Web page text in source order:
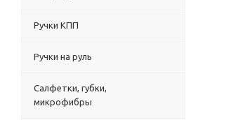
Ручки КПП
Ручки на руль
Салфетки, губки,
микрофибры